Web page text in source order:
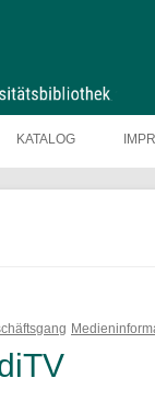
KATALOG